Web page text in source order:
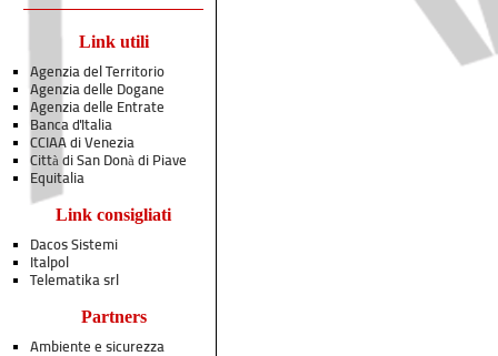
Link utili
Agenzia del Territorio
Agenzia delle Dogane
Agenzia delle Entrate
Banca d'Italia
CCIAA di Venezia
Città di San Donà di Piave
Equitalia
Link consigliati
Dacos Sistemi
Italpol
Telematika srl
Partners
Ambiente e sicurezza